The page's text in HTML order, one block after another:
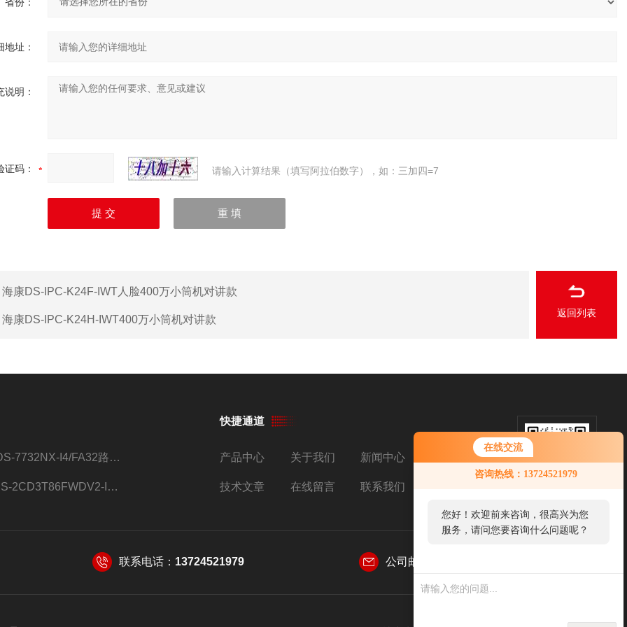
在线交流
咨询热线：13724521979
您好！欢迎前来咨询，很高兴为您
服务，请问您要咨询什么问题呢？
地址：
说明：
证码： 请输入计算结果（填写阿拉伯数字），如：三加四=7
海康DS-IPC-K24F-IWT人脸400万小筒机对讲款
海康DS-IPC-K24H-IWT400万小筒机对讲款
返回列表
iDS-7732NX-I4/FA32路监控硬盘录像机
DS-2CD3T86FWDV2-I8S4g监控摄像头
快捷通道
产品中心 关于我们 新闻中心
技术文章 在线留言 联系我们
联系电话： 13724521979 公司邮箱：